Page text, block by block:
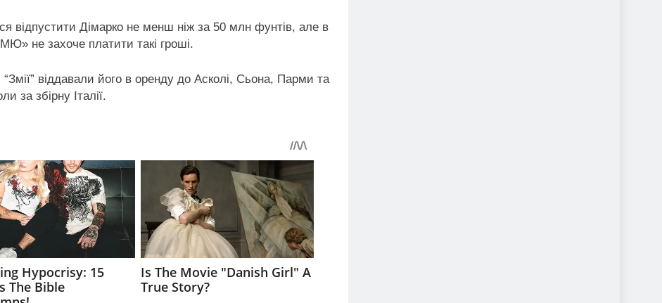
відпустити Дімарко не менш ніж за 50 млн фунтів, але в
не захоче платити такі гроші.
віддавали його в оренду до Асколі, Сьона, Парми та
за збірну Італії.